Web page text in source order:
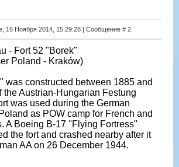
16 Ноября 2014, 15:29:28 | Сообщение # 2
- Fort 52 "Borek"
Poland - Kraków)
was constructed between 1885 and
the Austrian-Hungarian Festung
was used during the German
as POW camp for French and
A Boeing B-17 ''Flying Fortress''
the fort and crashed nearby after it
AA on 26 December 1944.